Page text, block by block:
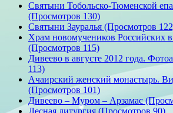
Святыни Тобольско-Тюменской
(Просмотров 130)
Святыни Зауралья (Просмотров
Храм новомучеников Российских в
(Просмотров 115)
Дивеево в августе 2012 года.
113)
Ачаирский женский монастырь.
(Просмотров 101)
Дивеево – Муром – Арзамас
Лесная литургия (Просмотров 90)